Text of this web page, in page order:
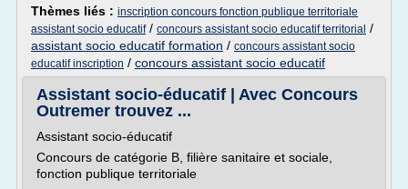
Thèmes liés : inscription concours fonction publique territoriale
assistant socio educatif/ concours assistant socio educatif territorial /
assistant socio educatif formation / concours assistant socio
educatif inscription / concours assistant socio educatif
Assistant socio-éducatif | Avec Concours
Outremer trouvez ...
Assistant socio-éducatif
Concours de catégorie B, filière sanitaire et sociale,
fonction publique territoriale